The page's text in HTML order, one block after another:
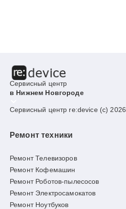
Сервисный центр
в Нижнем Новгороде
Сервисный центр re:device (c) 2026
Ремонт техники
Ремонт Телевизоров
Ремонт Кофемашин
Ремонт Роботов-пылесосов
Ремонт Электросамокатов
Ремонт Ноутбуков